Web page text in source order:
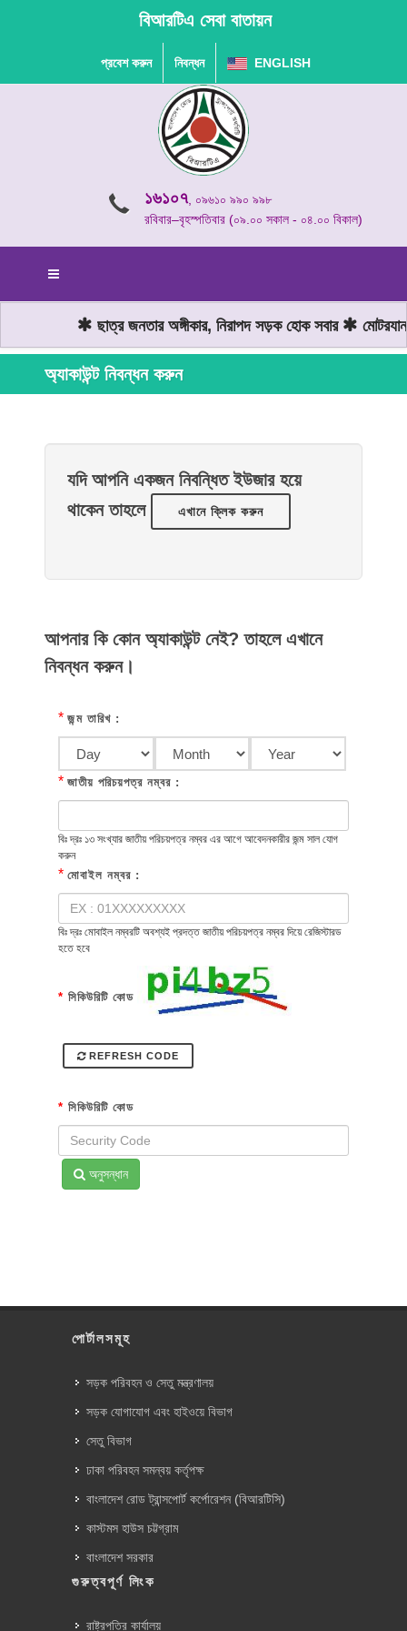
বিআরটিএ সেবা বাতায়ন
প্রবেশ করুন নিবন্ধন ENGLISH
১৬১০৭, ০৯৬১০ ৯৯০ ৯৯৮
রবিবার–বৃহস্পতিবার (০৯.০০ সকাল - ০৪.০০ বিকাল)
ছাত্র জনতার অঙ্গীকার, নিরাপদ সড়ক হোক সবার মোটরযান
অ্যাকাউন্ট নিবন্ধন করুন
যদি আপনি একজন নিবন্ধিত ইউজার হয়ে
থাকেন তাহলে
এখানে ক্লিক করুন
আপনার কি কোন অ্যাকাউন্ট নেই? তাহলে এখানে
নিবন্ধন করুন।
* জন্ম তারিখ :
* জাতীয় পরিচয়পত্র নম্বর :
বিঃ দ্রঃ ১৩ সংখ্যার জাতীয় পরিচয়পত্র নম্বর এর আগে আবেদনকারীর জন্ম সাল যোগ
করুন
* মোবাইল নম্বর :
বিঃ দ্রঃ মোবাইল নম্বরটি অবশ্যই প্রদত্ত জাতীয় পরিচয়পত্র নম্বর দিয়ে রেজিস্টারড
হতে হবে
* সিকিউরিটি কোড
REFRESH CODE
* সিকিউরিটি কোড
অনুসন্ধান
পোর্টালসমূহ
সড়ক পরিবহন ও সেতু মন্ত্রণালয়
সড়ক যোগাযোগ এবং হাইওয়ে বিভাগ
সেতু বিভাগ
ঢাকা পরিবহন সমন্বয় কর্তৃপক্ষ
বাংলাদেশ রোড ট্রান্সপোর্ট কর্পোরেশন (বিআরটিসি)
কাস্টমস হাউস চট্টগ্রাম
বাংলাদেশ সরকার
গুরুত্বপূর্ণ লিংক
রাষ্ট্রপতির কার্যালয়